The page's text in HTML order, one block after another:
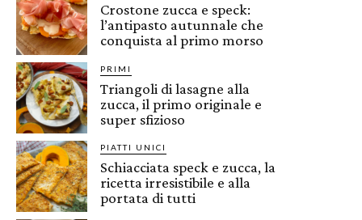
Crostone zucca e speck:
l’antipasto autunnale che
conquista al primo morso
PRIMI
Triangoli di lasagne alla
zucca, il primo originale e
super sfizioso
PIATTI UNICI
Schiacciata speck e zucca, la
ricetta irresistibile e alla
portata di tutti